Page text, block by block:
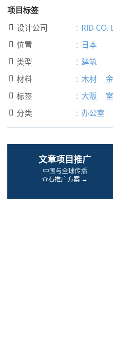
项目标签
 设计公司 : RID CO.
 位置 : 日本
 类型 : 建筑
 材料 : 木材
 标签 : 大阪
 分类 : 办公室
文章项目推广
中国与全球传播
查看推广方案 →